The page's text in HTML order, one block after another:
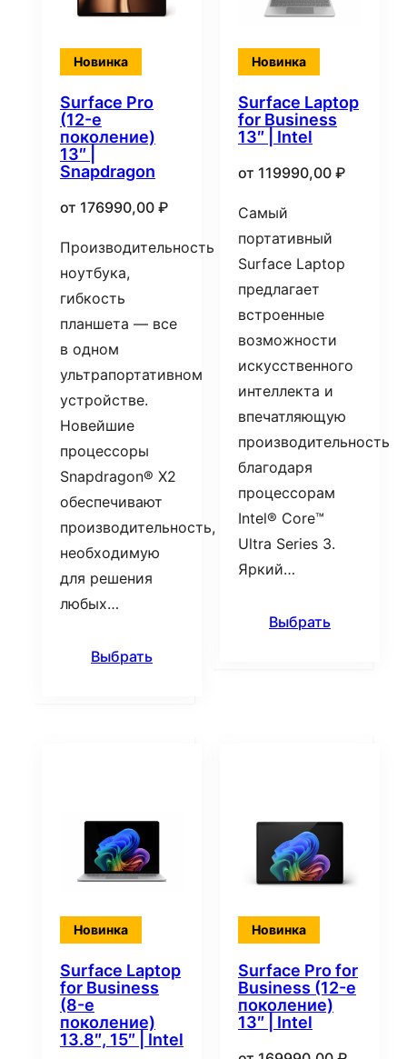
Новинка
Surface Pro
(12-е
поколение)
13″ |
Snapdragon
от 176990,00 ₽
Производительность
ноутбука,
гибкость
планшета — все
в одном
ультрапортативном
устройстве.
Новейшие
процессоры
Snapdragon® X2
обеспечивают
производительность,
необходимую
для решения
любых…
Выбрать
Новинка
Surface Laptop
for Business
13″ | Intel
от 119990,00 ₽
Самый
портативный
Surface Laptop
предлагает
встроенные
возможности
искусственного
интеллекта и
впечатляющую
производительность
благодаря
процессорам
Intel® Core™
Ultra Series 3.
Яркий…
Выбрать
Новинка
Surface Laptop
for Business
(8-е
поколение)
13.8″, 15″ | Intel
Новинка
Surface Pro for
Business (12-е
поколение)
13″ | Intel